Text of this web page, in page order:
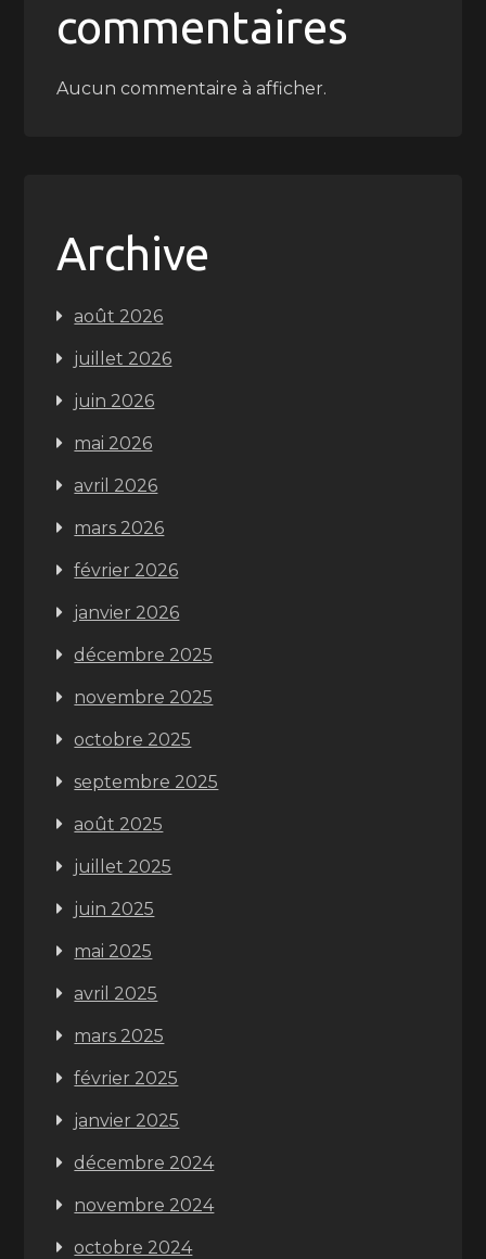
commentaires
Aucun commentaire à afficher.
Archive
août 2026
juillet 2026
juin 2026
mai 2026
avril 2026
mars 2026
février 2026
janvier 2026
décembre 2025
novembre 2025
octobre 2025
septembre 2025
août 2025
juillet 2025
juin 2025
mai 2025
avril 2025
mars 2025
février 2025
janvier 2025
décembre 2024
novembre 2024
octobre 2024